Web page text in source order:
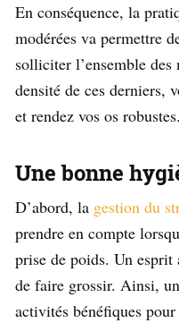
En conséquence, la
modérées va permettre
solliciter l’ensemble
densité de ces derniers,
et rendez vos os robustes.
Une bonne
D’abord, la gestion du
prendre en compte
prise de poids. Un
de faire grossir. Ainsi,
activités bénéfiques